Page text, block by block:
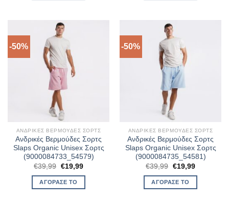
-50%
ΑΝΔΡΙΚΈΣ ΒΕΡΜΟΎΔΕΣ ΣΟΡΤΣ
Ανδρικές Βερμούδες Σορτς
Slaps Organic Unisex Σορτς
(9000084733_54579)
€39,99 Original
price
was:
€39,99.
€19,99Η
τιμή
ΑΓΌΡΑΣΈ ΤΟ
-50%
ΑΝΔΡΙΚΈΣ ΒΕΡΜΟΎΔΕΣ ΣΟΡΤΣ
Ανδρικές Βερμούδες Σορτς
Slaps Organic Unisex Σορτς
(9000084735_54581)
€39,99 Original
price
was:
€39,99.
€19,99Η
τιμή
ΑΓΌΡΑΣΈ ΤΟ